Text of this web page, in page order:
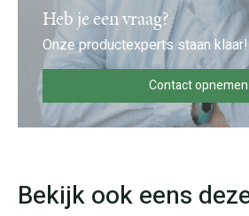
Heb je een vraag?
Onze productexperts staan klaar!
Contact opnemen